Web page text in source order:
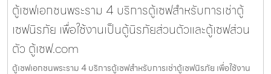
ตู้เซฟเอกชนพระราม 4 บริการตู้เซฟสำหรับการเช่าตู้
เซฟนิรภัย เพื่อใช้งานเป็นตู้นิรภัยส่วนตัวและตู้เซฟส่วน
ตัว ตู้เซฟ.com
ตู้เซฟเอกชนพระราม 4 บริการตู้เซฟสำหรับการเช่าตู้เซฟนิรภัย เพื่อใช้งาน